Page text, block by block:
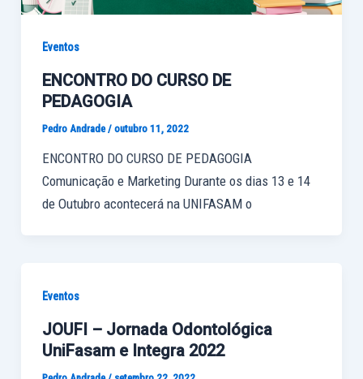
Eventos
ENCONTRO DO CURSO DE
PEDAGOGIA
Pedro Andrade/ outubro 11, 2022
ENCONTRO DO CURSO DE PEDAGOGIA
Comunicação e Marketing Durante os dias 13 e 14
de Outubro acontecerá na UNIFASAM o
Eventos
JOUFI – Jornada Odontológica
UniFasam e Integra 2022